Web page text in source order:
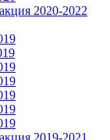
2020-2022
2019-2021